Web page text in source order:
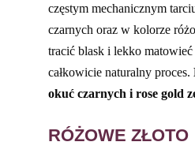
częstym mechanicznym
czarnych oraz w kolorze
tracić blask i lekko
całkowicie naturalny proces.
okuć czarnych i rose gold
RÓŻOWE ZŁOTO